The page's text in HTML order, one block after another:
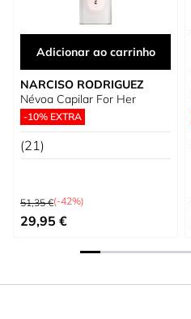
Adicionar ao carrinho
NARCISO RODRIGUEZ
Névoa Capilar For Her
-10% EXTRA
(21)
Preço Normal
51,35 €(-42%)
Preço Especial
29,95 €